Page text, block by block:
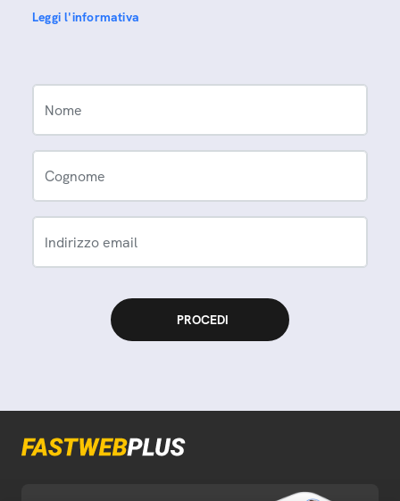
Leggi l'informativa
Nome
Cognome
Indirizzo email